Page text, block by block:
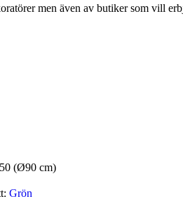
men även av butiker som vill
(Ø90 cm)
Grön